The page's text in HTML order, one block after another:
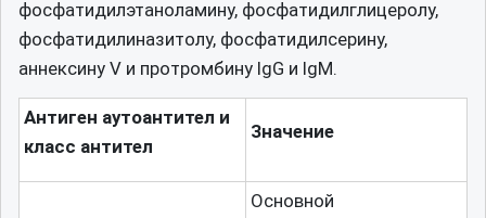
фосфатидилэтаноламину, фосфатидилглицеролу,
фосфатидилиназитолу, фосфатидилсерину,
аннексину V и протромбину IgG и IgM.
Антиген аутоантител и
класс антител
Значение
Основной